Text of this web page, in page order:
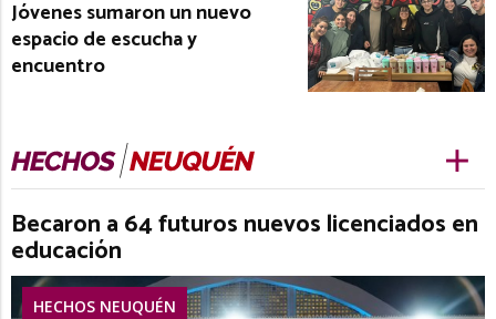
Jóvenes sumaron un nuevo
espacio de escucha y
encuentro
Becaron a 64 futuros nuevos licenciados en
educación
HECHOS NEUQUÉN